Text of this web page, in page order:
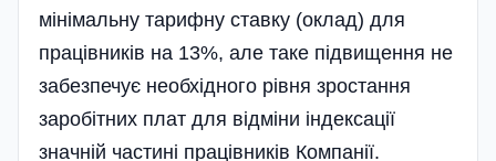
мінімальну тарифну ставку (оклад) для
працівників на 13%, але таке підвищення не
забезпечує необхідного рівня зростання
заробітних плат для відміни індексації
значній частині працівників Компанії.